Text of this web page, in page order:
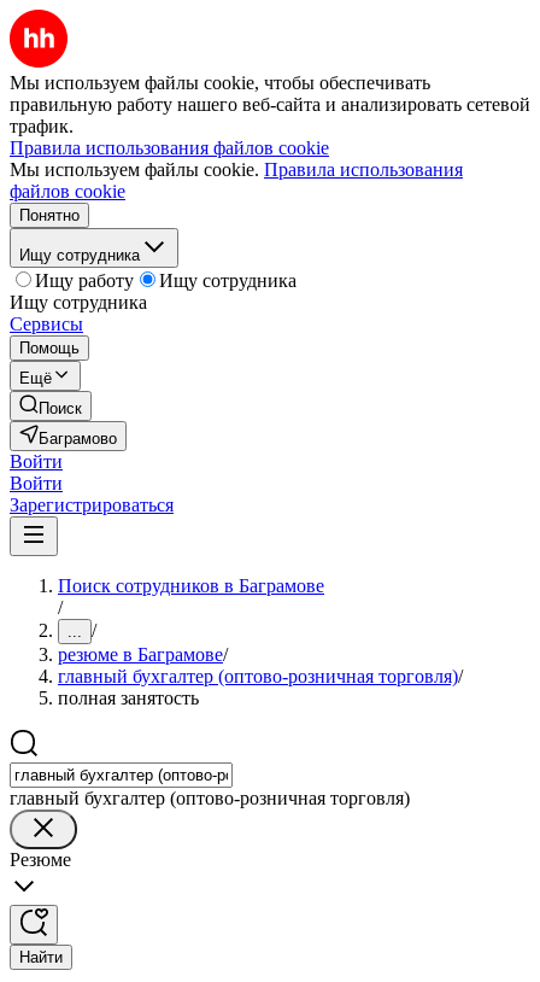
Мы используем файлы cookie, чтобы обеспечивать
правильную работу нашего веб-сайта и анализировать сетевой
трафик.
Правила использования файлов cookie
Мы используем файлы cookie. Правила использования
файлов cookie
Понятно
Ищу сотрудника
Ищу работу
Ищу сотрудника
Ищу сотрудника
Сервисы
Помощь
Ещё
Поиск
Баграмово
Войти
Войти
Зарегистрироваться
Поиск сотрудников в Баграмове
/
... /
резюме в Баграмове/
главный бухгалтер (оптово-розничная торговля)/
полная занятость
главный бухгалтер (оптово-розничная торговля)
Резюме
Найти